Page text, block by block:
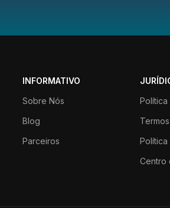
INFORMATIVO
Sobre Nós
Blog
Parceiros
Centro